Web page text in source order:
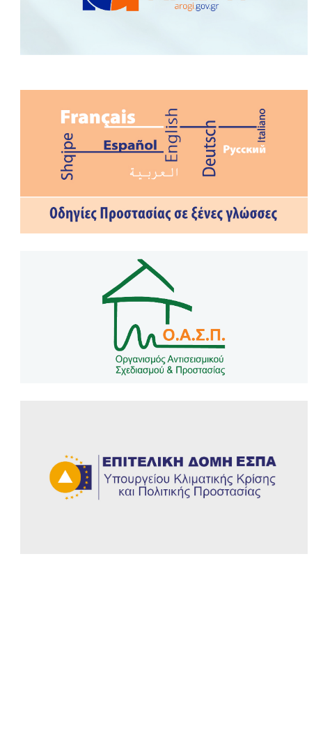
#CivProGR